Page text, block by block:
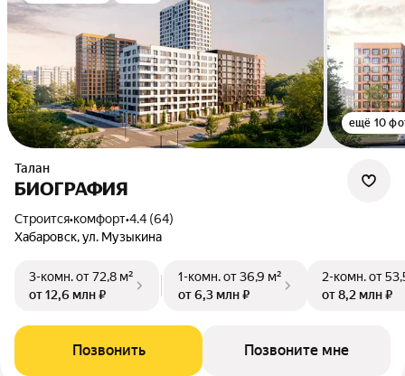
ещё 10
Талан
БИОГРАФИЯ
Строится•комфорт•4.4 (64)
Хабаровск, ул. Музыкина
3-комн.от 72,8 м²
от 12,6 млн ₽
1-комн.от 36,9 м²
от 6,3 млн ₽
2-комн.от
от 8,2 млн ₽
Позвонить Позвоните мне